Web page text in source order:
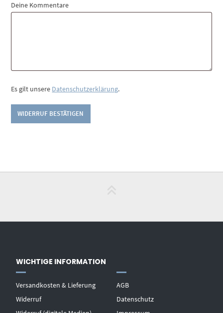
Deine Kommentare
Es gilt unsere Datenschutzerklärung.
WIDERRUF BESTÄTIGEN
WICHTIGE INFORMATION
Versandkosten & Lieferung
Widerruf
AGB
Datenschutz